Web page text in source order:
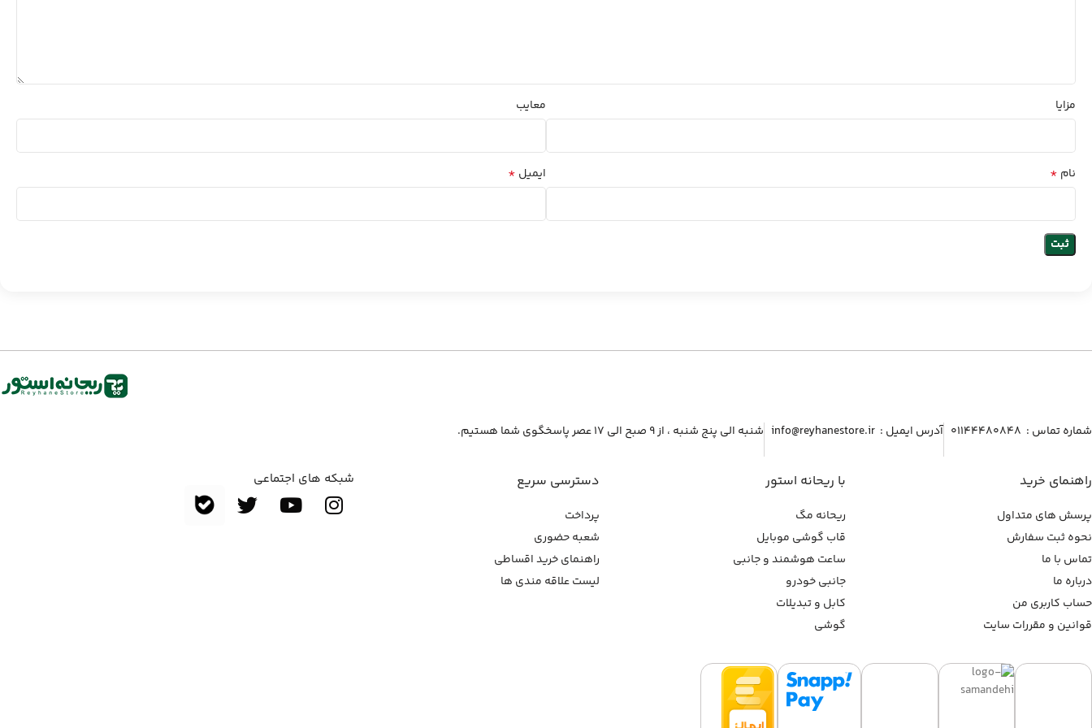
مزایا معایب
نام * ایمیل *
شماره تماس :‌ ۰۱۱۴۴۴۸۰۸۴۸ آدرس ایمیل :‌ info@reyhanestore.ir شنبه الی پنج شنبه ، از ۹ صبح الی ۱۷ عصر پاسخگوی شما هستیم.
راهنمای خرید
پرسش های متداول
نحوه ثبت سفارش
تماس با ما
درباره ما
حساب کاربری من
قوانین و مقررات سایت
با ریحانه استور
ریحانه مگ
قاب گوشی موبایل
ساعت هوشمند و جانبی
جانبی خودرو
کابل و تبدیلات
گوشی
دسترسی سریع
پرداخت
شعبه حضوری
راهنمای خرید اقساطی
لیست علاقه مندی ها
شبکه های اجتماعی